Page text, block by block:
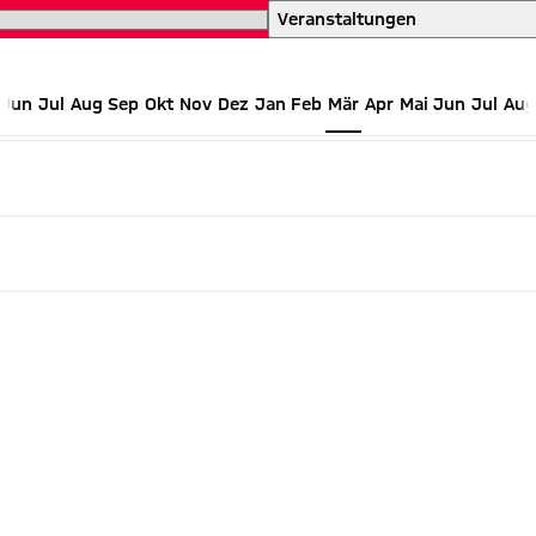
Blick Veranstaltungen
Jun Jul Aug Sep Okt Nov Dez Jan Feb Mär Apr Mai Jun Jul Aug